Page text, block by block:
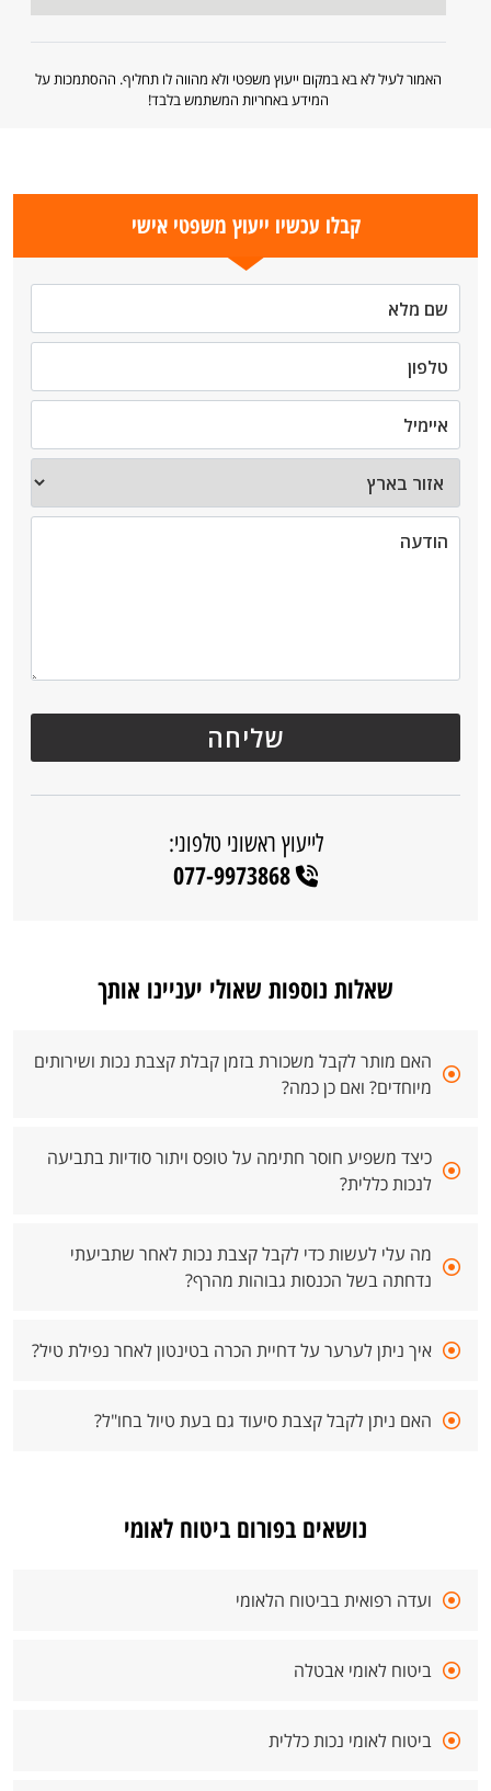
האמור לעיל לא בא במקום ייעוץ משפטי ולא מהווה לו תחליף. ההסתמכות על
המידע באחריות המשתמש בלבד!
קבלו עכשיו ייעוץ משפטי אישי
לייעוץ ראשוני טלפוני:
077-9973868
שאלות נוספות שאולי יעניינו אותך
האם מותר לקבל משכורת בזמן קבלת קצבת נכות ושירותים
מיוחדים? ואם כן כמה?
כיצד משפיע חוסר חתימה על טופס ויתור סודיות בתביעה
לנכות כללית?
מה עלי לעשות כדי לקבל קצבת נכות לאחר שתביעתי
נדחתה בשל הכנסות גבוהות מהרף?
איך ניתן לערער על דחיית הכרה בטינטון לאחר נפילת טיל?
האם ניתן לקבל קצבת סיעוד גם בעת טיול בחו"ל?
נושאים בפורום ביטוח לאומי
ועדה רפואית בביטוח הלאומי
ביטוח לאומי אבטלה
ביטוח לאומי נכות כללית